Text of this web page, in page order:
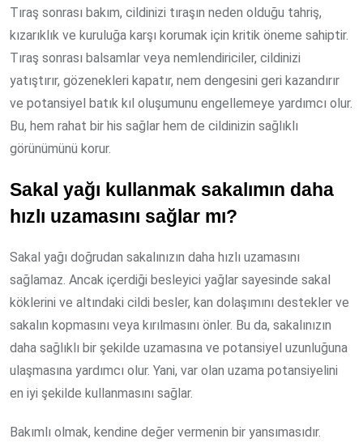
Tıraş sonrası bakım, cildinizi tıraşın neden olduğu tahriş,
kızarıklık ve kuruluğa karşı korumak için kritik öneme sahiptir.
Tıraş sonrası balsamlar veya nemlendiriciler, cildinizi
yatıştırır, gözenekleri kapatır, nem dengesini geri kazandırır
ve potansiyel batık kıl oluşumunu engellemeye yardımcı olur.
Bu, hem rahat bir his sağlar hem de cildinizin sağlıklı
görünümünü korur.
Sakal yağı kullanmak sakalımın daha
hızlı uzamasını sağlar mı?
Sakal yağı doğrudan sakalınızın daha hızlı uzamasını
sağlamaz. Ancak içerdiği besleyici yağlar sayesinde sakal
köklerini ve altındaki cildi besler, kan dolaşımını destekler ve
sakalın kopmasını veya kırılmasını önler. Bu da, sakalınızın
daha sağlıklı bir şekilde uzamasına ve potansiyel uzunluğuna
ulaşmasına yardımcı olur. Yani, var olan uzama potansiyelini
en iyi şekilde kullanmasını sağlar.
Bakımlı olmak, kendine değer vermenin bir yansımasıdır.